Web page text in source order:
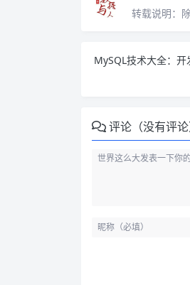
转载说明：
评论（没有评论